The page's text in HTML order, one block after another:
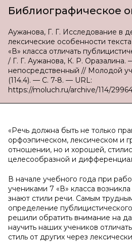
Библиографическое
Аужанова, Г. Г. Исследование в
лексические особенности
«В» класса отличать
/ Г. Г. Аужанова, К. Р. Оразалина.
непосредственный // Молодой
(114.4). — С. 7-8. — URL:
https://moluch.ru/archive/114/
«Речь должна быть не только
орфоэпическом, лексическом и
отношении, но и хорошей,
целесообразной и
В начале учебного года при
учениками 7 «В» класса
знают стили речи. Самым
определение
решили обратить внимание на
научить наших учеников
стиль от других через